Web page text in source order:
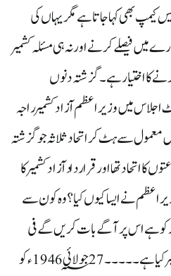
کیمپ بھی کہاجاتا ہے مگریہاں کی
فیصلے کرنے اور نہ ہی مسئلہ کشمیر
کا اختیار ہے۔گزشتہ دنوں
اجلاس میں وزیراعظم آزادکشمیر راجہ
سے ہٹ کر اتحاد ثلاثہ جو گزشتہ
اتحاد تھا اور قراردادآزادکشمیر کا
نے ایسا کیوں کیا؟ وہ کون سے
کو ہے اس پر آگے بات کریں گے فی
الوقت دیکھتے ہیں قرارداد آزادکشمیرکیا ہے۔۔۔۔۔ 27 جولائی 1946؁ء کو